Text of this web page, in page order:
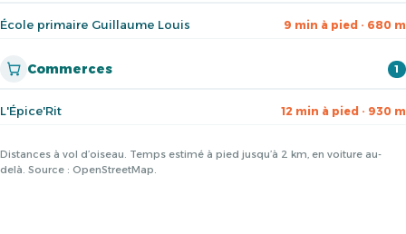
École primaire Guillaume Louis 9 min à pied · 680 m
Commerces 1
L'Épice'Rit 12 min à pied · 930 m
Distances à vol d’oiseau. Temps estimé à pied jusqu’à 2 km, en voiture au-
delà. Source : OpenStreetMap.